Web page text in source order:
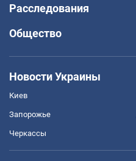
Расследования
Общество
Новости Украины
Киев
Запорожье
Черкассы